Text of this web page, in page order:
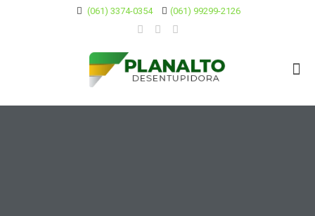
(061) 3374-0354 (061) 99299-2126